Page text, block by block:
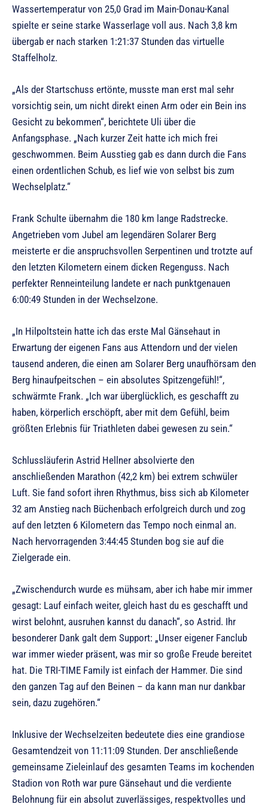
Wassertemperatur von 25,0 Grad im Main-Donau-Kanal
spielte er seine starke Wasserlage voll aus. Nach 3,8 km
übergab er nach starken 1:21:37 Stunden das virtuelle
Staffelholz.
„Als der Startschuss ertönte, musste man erst mal sehr
vorsichtig sein, um nicht direkt einen Arm oder ein Bein ins
Gesicht zu bekommen“, berichtete Uli über die
Anfangsphase. „Nach kurzer Zeit hatte ich mich frei
geschwommen. Beim Ausstieg gab es dann durch die Fans
einen ordentlichen Schub, es lief wie von selbst bis zum
Wechselplatz.“
Frank Schulte übernahm die 180 km lange Radstrecke.
Angetrieben vom Jubel am legendären Solarer Berg
meisterte er die anspruchsvollen Serpentinen und trotzte auf
den letzten Kilometern einem dicken Regenguss. Nach
perfekter Renneinteilung landete er nach punktgenauen
6:00:49 Stunden in der Wechselzone.
„In Hilpoltstein hatte ich das erste Mal Gänsehaut in
Erwartung der eigenen Fans aus Attendorn und der vielen
tausend anderen, die einen am Solarer Berg unaufhörsam den
Berg hinaufpeitschen – ein absolutes Spitzengefühl!“,
schwärmte Frank. „Ich war überglücklich, es geschafft zu
haben, körperlich erschöpft, aber mit dem Gefühl, beim
größten Erlebnis für Triathleten dabei gewesen zu sein.“
Schlussläuferin Astrid Hellner absolvierte den
anschließenden Marathon (42,2 km) bei extrem schwüler
Luft. Sie fand sofort ihren Rhythmus, biss sich ab Kilometer
32 am Anstieg nach Büchenbach erfolgreich durch und zog
auf den letzten 6 Kilometern das Tempo noch einmal an.
Nach hervorragenden 3:44:45 Stunden bog sie auf die
Zielgerade ein.
„Zwischendurch wurde es mühsam, aber ich habe mir immer
gesagt: Lauf einfach weiter, gleich hast du es geschafft und
wirst belohnt, ausruhen kannst du danach“, so Astrid. Ihr
besonderer Dank galt dem Support: „Unser eigener Fanclub
war immer wieder präsent, was mir so große Freude bereitet
hat. Die TRI-TIME Family ist einfach der Hammer. Die sind
den ganzen Tag auf den Beinen – da kann man nur dankbar
sein, dazu zugehören.“
Inklusive der Wechselzeiten bedeutete dies eine grandiose
Gesamtendzeit von 11:11:09 Stunden. Der anschließende
gemeinsame Zieleinlauf des gesamten Teams im kochenden
Stadion von Roth war pure Gänsehaut und die verdiente
Belohnung für ein absolut zuverlässiges, respektvolles und